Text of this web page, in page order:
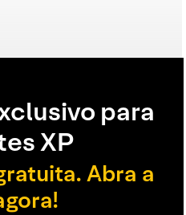
para
XP
Abra a